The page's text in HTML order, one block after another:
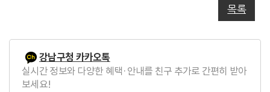
목록
강남구청 카카오톡
실시간 정보와 다양한 혜택·안내를 친구 추가로 간편히 받아
보세요!